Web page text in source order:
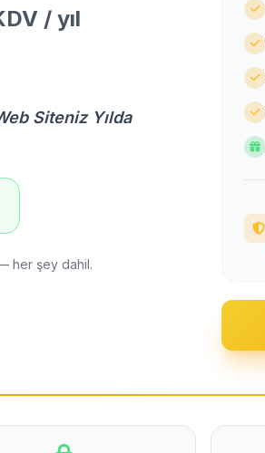
/ yıl
Siteniz Yılda
her şey dahil.